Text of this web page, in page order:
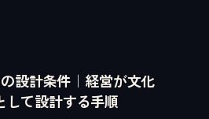
設計条件｜経営が文化
して設計する手順